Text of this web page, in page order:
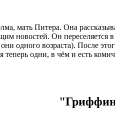
мать Питера. Она
новостей. Он
одного возраста). После
одни, в чём и есть